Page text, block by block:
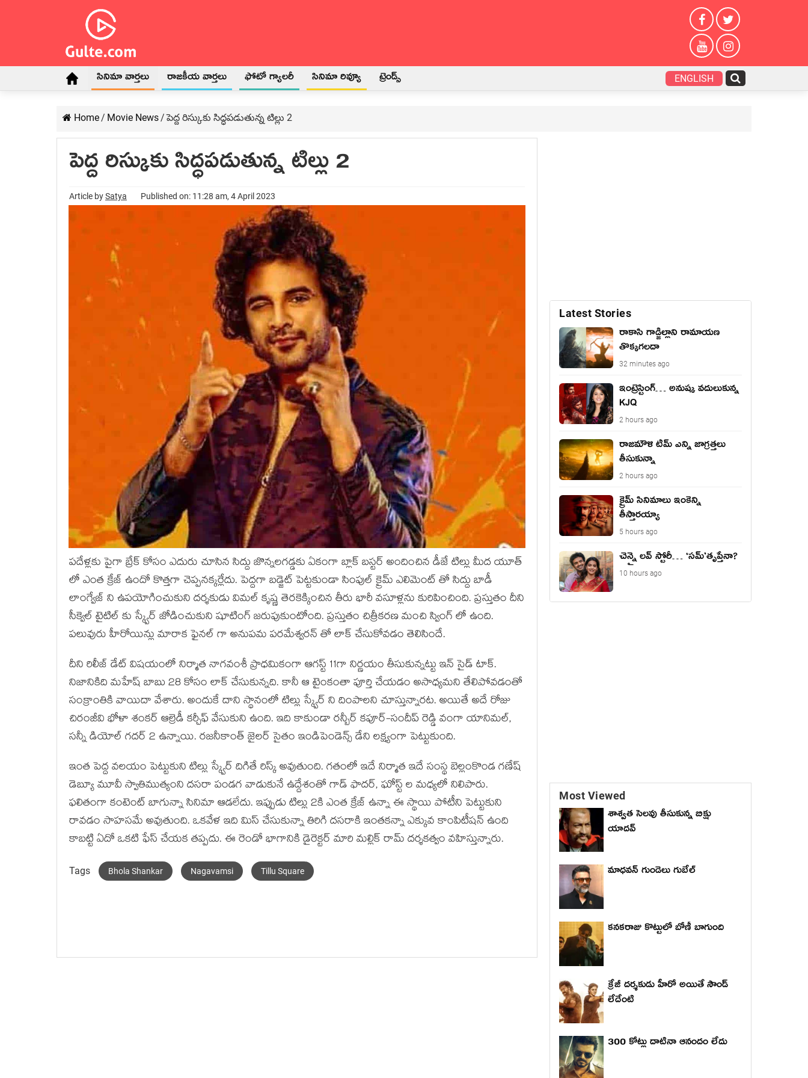
సినిమా వార్తలు రాజకీయ వార్తలు ఫోటో గ్యాలరీ సినిమా రివ్యూ ట్రెండ్స్ ENGLISH
Home/ Movie News/ పెద్ద రిస్కుకు సిద్ధపడుతున్న టిల్లు 2
పెద్ద రిస్కుకు సిద్ధపడుతున్న టిల్లు 2
Article bySatya Published on: 11:28 am, 4 April 2023
పదేళ్లకు పైగా బ్రేక్ కోసం ఎదురు చూసిన సిద్దు జొన్నలగడ్డకు ఏకంగా బ్లాక్ బస్టర్ అందించిన డీజే టిల్లు మీద యూత్
లో ఎంత క్రేజ్ ఉందో కొత్తగా చెప్పనక్కర్లేదు. పెద్దగా బడ్జెట్ పెట్టకుండా సింపుల్ క్రైమ్ ఎలిమెంట్ తో సిద్దు బాడీ
లాంగ్వేజ్ ని ఉపయోగించుకుని దర్శకుడు విమల్ కృష్ణ తెరకెక్కించిన తీరు భారీ వసూళ్లను కురిపించింది. ప్రస్తుతం దీని
సీక్వెల్ టైటిల్ కు స్క్వేర్ జోడించుకుని షూటింగ్ జరుపుకుంటోంది. ప్రస్తుతం చిత్రీకరణ మంచి స్వింగ్ లో ఉంది.
పలువురు హీరోయిన్లు మారాక ఫైనల్ గా అనుపమ పరమేశ్వరన్ తో లాక్ చేసుకోవడం తెలిసిందే.
దీని రిలీజ్ డేట్ విషయంలో నిర్మాత నాగవంశీ ప్రాధమికంగా ఆగస్ట్ 11గా నిర్ణయం తీసుకున్నట్టు ఇన్ సైడ్ టాక్.
నిజానికిది మహేష్ బాబు 28 కోసం లాక్ చేసుకున్నది. కానీ ఆ టైంకంతా పూర్తి చేయడం అసాధ్యమని తేలిపోవడంతో
సంక్రాంతికి వాయిదా వేశారు. అందుకే దాని స్థానంలో టిల్లు స్క్వేర్ ని దింపాలని చూస్తున్నారట. అయితే అదే రోజు
చిరంజీవి భోళా శంకర్ ఆల్రెడీ కర్చీఫ్ వేసుకుని ఉంది. ఇది కాకుండా రన్బీర్ కపూర్-సందీప్ రెడ్డి వంగా యానిమల్,
సన్నీ డియోల్ గదర్ 2 ఉన్నాయి. రజనీకాంత్ జైలర్ సైతం ఇండిపెండెన్స్ డేని లక్ష్యంగా పెట్టుకుంది.
ఇంత పెద్ద వలయం పెట్టుకుని టిల్లు స్క్వేర్ దిగితే రిస్క్ అవుతుంది. గతంలో ఇదే నిర్మాత ఇదే సంస్థ బెల్లంకొండ గణేష్
డెబ్యూ మూవీ స్వాతిముత్యంని దసరా పండగ వాడుకునే ఉద్దేశంతో గాడ్ ఫాదర్, ఘోస్ట్ ల మధ్యలో నిలిపారు.
ఫలితంగా కంటెంట్ బాగున్నా సినిమా ఆడలేదు. ఇప్పుడు టిల్లు 2కి ఎంత క్రేజ్ ఉన్నా ఈ స్థాయి పోటీని పెట్టుకుని
రావడం సాహసమే అవుతుంది. ఒకవేళ ఇది మిస్ చేసుకున్నా తిరిగి దసరాకి ఇంతకన్నా ఎక్కువ కాంపిటీషన్ ఉంది
కాబట్టి ఏదో ఒకటి ఫేస్ చేయక తప్పదు. ఈ రెండో భాగానికి డైరెక్టర్ మారి మల్లిక్ రామ్ దర్శకత్వం వహిస్తున్నారు.
Tags Bhola Shankar Nagavamsi Tillu Square
Latest Stories
రాకాసి గాడ్జిల్లాని రామాయణ
తొక్కగలదా
32 minutes ago
ఇంట్రెస్టింగ్… అనుష్క వదులుకున్న
KJQ
2 hours ago
రాజమౌళి టీమ్ ఎన్ని జాగ్రత్తలు
తీసుకున్నా
2 hours ago
క్రైమ్ సినిమాలు ఇంకెన్ని
తీస్తారయ్యా
5 hours ago
చెన్నై లవ్ స్టోరీ… ‘సమ్’తృప్తేనా?
10 hours ago
Most Viewed
శాశ్వత సెలవు తీసుకున్న బిక్షు
యాదవ్
మాధ‌వ‌న్ గుండెలు గుబేల్‌
కనకరాజు కొట్టులో బోణీ బాగుంది
క్రేజీ దర్శకుడు హీరో అయితే సౌండ్
లేదేంటి
300 కోట్లు దాటినా ఆనందం లేదు